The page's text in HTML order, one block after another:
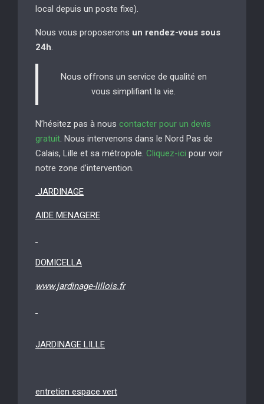
local depuis un poste fixe).
Nous vous proposerons un rendez-vous sous
24h.
Nous offrons un service de qualité en
vous simplifiant la vie.
N’hésitez pas à nous contacter pour un devis
gratuit. Nous intervenons dans le Nord Pas de
Calais, Lille et sa métropole. Cliquez-ici pour voir
notre zone d’intervention.
JARDINAGE
AIDE MENAGERE
DOMICELLA
www.jardinage-lillois.fr
JARDINAGE LILLE
entretien espace vert